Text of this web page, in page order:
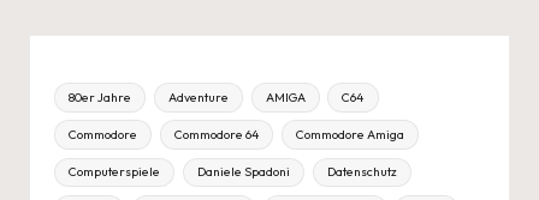
80er Jahre Adventure AMIGA C64
Commodore Commodore 64 Commodore Amiga
Computerspiele Daniele Spadoni Datenschutz